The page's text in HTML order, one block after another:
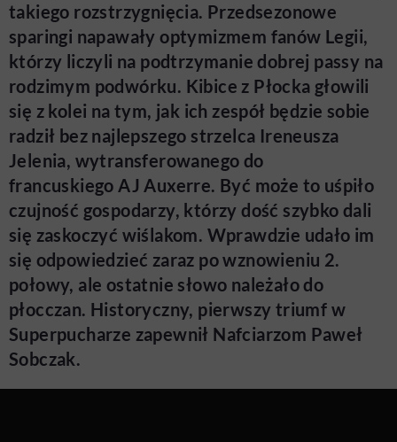
takiego rozstrzygnięcia. Przedsezonowe
sparingi napawały optymizmem fanów Legii,
którzy liczyli na podtrzymanie dobrej passy na
rodzimym podwórku. Kibice z Płocka głowili
się z kolei na tym, jak ich zespół będzie sobie
radził bez najlepszego strzelca Ireneusza
Jelenia, wytransferowanego do
francuskiego AJ Auxerre. Być może to uśpiło
czujność gospodarzy, którzy dość szybko dali
się zaskoczyć wiślakom. Wprawdzie udało im
się odpowiedzieć zaraz po wznowieniu 2.
połowy, ale ostatnie słowo należało do
płocczan. Historyczny, pierwszy triumf w
Superpucharze zapewnił Nafciarzom Paweł
Sobczak.